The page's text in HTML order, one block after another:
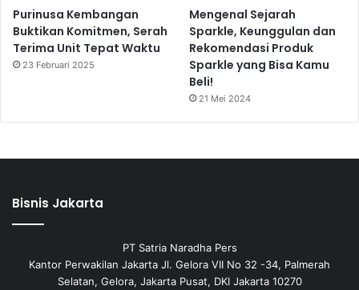
Purinusa Kembangan
Buktikan Komitmen, Serah
Terima Unit Tepat Waktu
23 Februari 2025
Mengenal Sejarah
Sparkle, Keunggulan dan
Rekomendasi Produk
Sparkle yang Bisa Kamu
Beli!
21 Mei 2024
Bisnis Jakarta
PT Satria Naradha Pers
Kantor Perwakilan Jakarta Jl. Gelora VII No 32 -34, Palmerah
Selatan, Gelora, Jakarta Pusat, DKI Jakarta 10270